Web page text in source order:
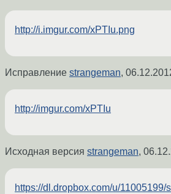
http://i.imgur.com/xPTIu.png
Исправление strangeman,
http://imgur.com/xPTIu
Исходная версия strangeman,
https://dl.dropbox.com/u/11005199/